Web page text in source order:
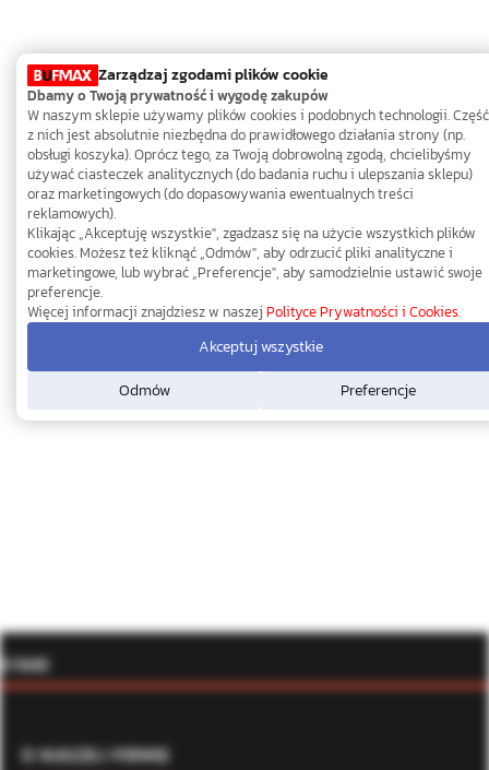
O NAS
O NASZEJ FIRMIE
Zarządzaj zgodami plików cookie
Dbamy o Twoją prywatność i wygodę zakupów
W naszym sklepie używamy plików cookies i podobnych technologii. Część
z nich jest absolutnie niezbędna do prawidłowego działania strony (np.
obsługi koszyka). Oprócz tego, za Twoją dobrowolną zgodą, chcielibyśmy
używać ciasteczek analitycznych (do badania ruchu i ulepszania sklepu)
oraz marketingowych (do dopasowywania ewentualnych treści
reklamowych).
Klikając „Akceptuję wszystkie", zgadzasz się na użycie wszystkich plików
cookies. Możesz też kliknąć „Odmów", aby odrzucić pliki analityczne i
marketingowe, lub wybrać „Preferencje", aby samodzielnie ustawić swoje
preferencje.
Więcej informacji znajdziesz w naszej Polityce Prywatności i Cookies.
Odmów Preferencje
Akceptuj wszystkie